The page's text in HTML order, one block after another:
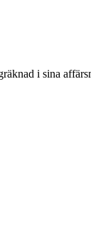
i sina